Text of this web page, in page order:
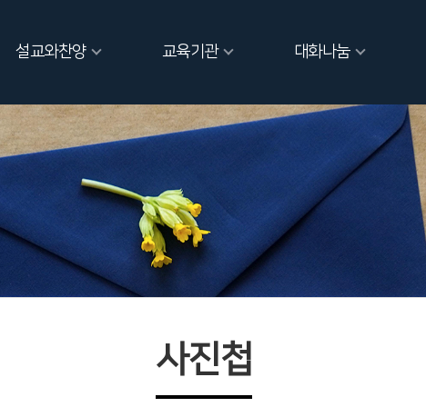
설교와찬양 교육기관 대화나눔
사진첩